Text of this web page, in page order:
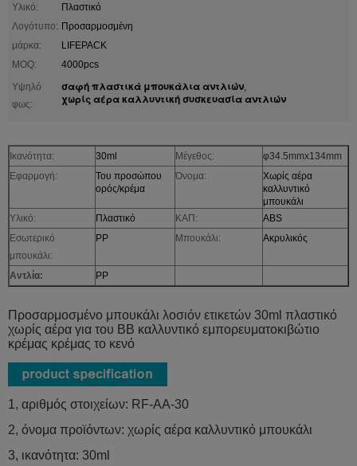
Υλικό:
Πλαστικό
Λογότυπο: Προσαρμοσμένη
μάρκα:
LIFEPACK
MOQ:
4000pcs
Υψηλό
φως:
σαφή πλαστικά μπουκάλια αντλιών,
χωρίς αέρα καλλυντική συσκευασία αντλιών
Ικανότητα: 30ml Μέγεθος:
φ34.5mmx134mm
Εφαρμογή:
Του προσώπου
ορός/κρέμα
Όνομα:
Χωρίς αέρα
καλλυντικό
μπουκάλι
Υλικό:
Πλαστικό ΚΑΠ:
ABS
Εσωτερικό
μπουκάλι:
PP Μπουκάλι: Ακρυλικός
Αντλία: PP
Προσαρμοσμένο μπουκάλι λοσιόν ετικετών 30ml πλαστικό
χωρίς αέρα για του BB καλλυντικό εμπορευματοκιβώτιο
κρέμας κρέμας το κενό
1, αριθμός στοιχείων: RF-AA-30
2, όνομα προϊόντων: χωρίς αέρα καλλυντικό μπουκάλι
3, ικανότητα: 30ml